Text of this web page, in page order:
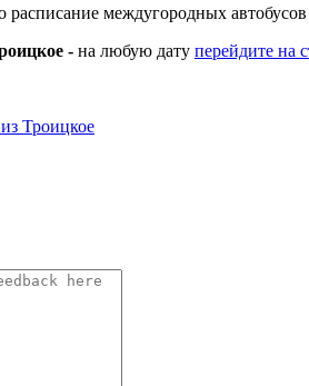
расписание междугородных
- на любую дату перейдите на
Троицкое